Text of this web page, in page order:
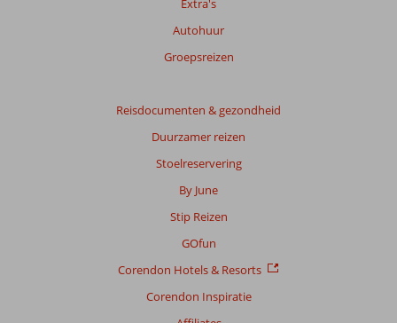
Autohuur
Groepsreizen
Reisdocumenten & gezondheid
Duurzamer reizen
Stoelreservering
By June
Stip Reizen
GOfun
Corendon Hotels & Resorts
Corendon Inspiratie